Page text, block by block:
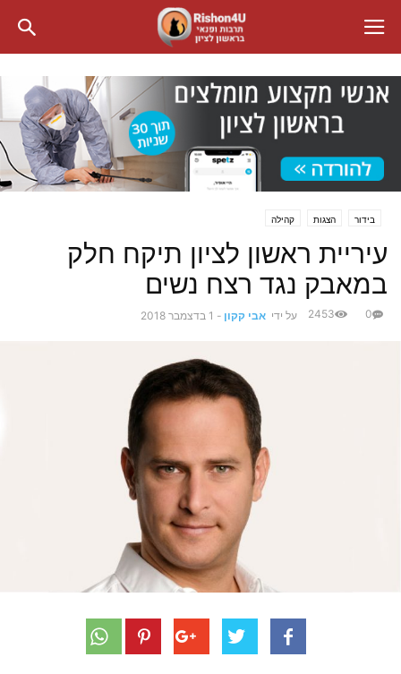
בידור הצגות קהילה
עיריית ראשון לציון תיקח חלק
במאבק נגד רצח נשים
על ידי אבי קקון - 1 בדצמבר 2018 0
2453